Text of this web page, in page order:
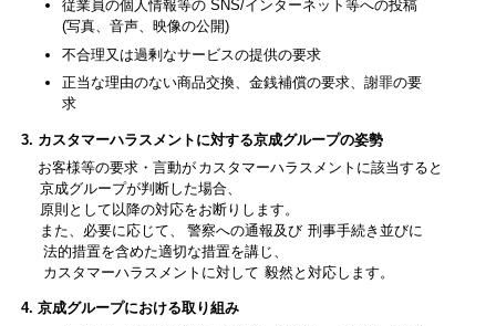
従業員の個人情報等の SNS/インターネット等への投稿
(写真、音声、映像の公開)
不合理又は過剰なサービスの提供の要求
正当な理由のない商品交換、金銭補償の要求、謝罪の要
求
カスタマーハラスメントに対する京成グループの姿勢
お客様等の要求・言動が カスタマーハラスメントに該当すると
京成グループが判断した場合、
原則として以降の対応をお断りします。
また、必要に応じて、
警察への通報及び 刑事手続き並びに
法的措置を含めた適切な措置を講じ、
カスタマーハラスメントに対して 毅然と対応します。
京成グループにおける取り組み